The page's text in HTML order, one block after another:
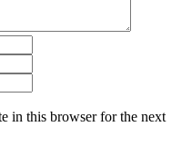
in this browser for the next